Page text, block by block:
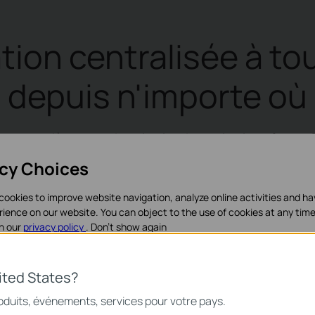
centralisée à
depuis n'importe où
entièrement dans le cloud pour la plate-forme
points d'accès EAP, switches JetStream et
installation de contrôleur matériel
centralisée illimitée*
States?
événements, services pour votre pays.
Choices
to improve website navigation, analyze online activities and
on our website. You can object to the use of cookies at any
our privacy policy . Don’t show again